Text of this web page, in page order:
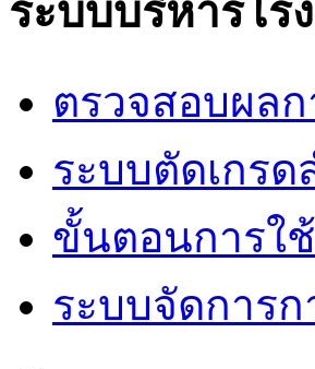
ระบบบริหารโร
ตรวจสอบผล
ระบบตัดเกร
ขั้นตอนการใ
ระบบจัดการ